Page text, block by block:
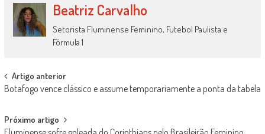
Beatriz Carvalho
Setorista Fluminense Feminino, Futebol Paulista e
Fórmula 1
Post
navigation
Artigo anterior
Botafogo vence clássico e assume temporariamente a ponta da tabela
Próximo artigo